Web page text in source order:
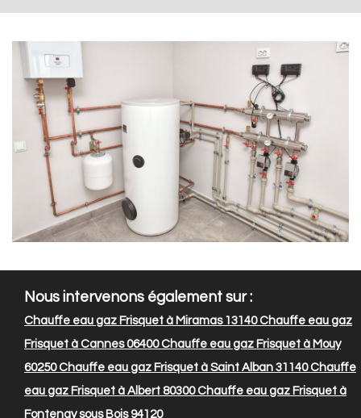
Nous intervenons également sur :
Chauffe eau gaz Frisquet à Miramas 13140Chauffe eau gaz
Frisquet à Cannes 06400Chauffe eau gaz Frisquet à Mouy
60250Chauffe eau gaz Frisquet à Saint Alban 31140Chauffe
eau gaz Frisquet à Albert 80300Chauffe eau gaz Frisquet à
Fontenay sous Bois 94120